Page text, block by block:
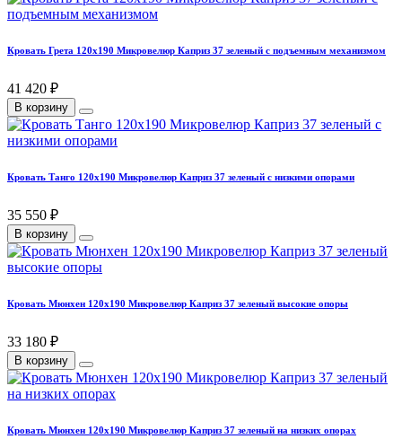
Кровать Грета 120х190 Микровелюр Каприз 37 зеленый с подъемным механизмом
41 420 ₽
В корзину
Кровать Танго 120х190 Микровелюр Каприз 37 зеленый с низкими опорами
35 550 ₽
В корзину
Кровать Мюнхен 120х190 Микровелюр Каприз 37 зеленый высокие опоры
33 180 ₽
В корзину
Кровать Мюнхен 120х190 Микровелюр Каприз 37 зеленый на низких опорах